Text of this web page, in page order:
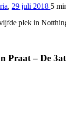
, 29 juli 2018 5
plek in
Praat – De